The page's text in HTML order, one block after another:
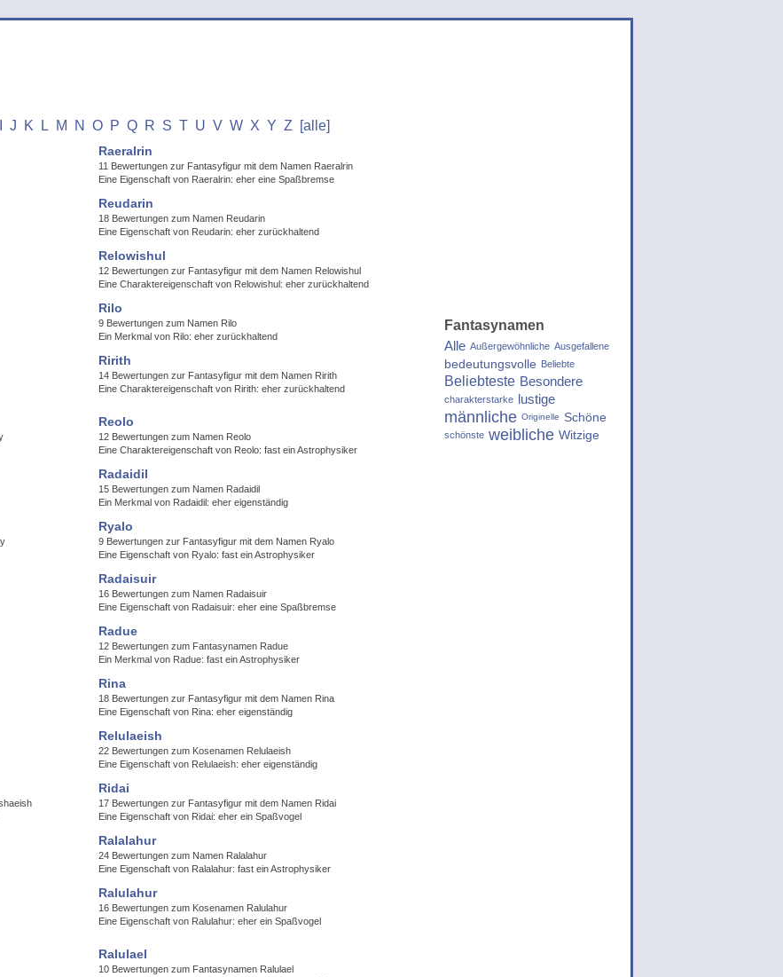
J K L M N O P Q R S T U V W X Y Z [alle]
Raeralrin
11 Bewertungen zur Fantasyfigur mit dem Namen Raeralrin
Eine Eigenschaft von Raeralrin: eher eine Spaßbremse
Reudarin
18 Bewertungen zum Namen Reudarin
Eine Eigenschaft von Reudarin: eher zurückhaltend
Relowishul
12 Bewertungen zur Fantasyfigur mit dem Namen Relowishul
Eine Charaktereigenschaft von Relowishul: eher zurückhaltend
Rilo
9 Bewertungen zum Namen Rilo
Ein Merkmal von Rilo: eher zurückhaltend
Ririth
14 Bewertungen zur Fantasyfigur mit dem Namen Ririth
Eine Charaktereigenschaft von Ririth: eher zurückhaltend
Reolo
12 Bewertungen zum Namen Reolo
Eine Charaktereigenschaft von Reolo: fast ein Astrophysiker
Radaidil
15 Bewertungen zum Namen Radaidil
Ein Merkmal von Radaidil: eher eigenständig
Ryalo
9 Bewertungen zur Fantasyfigur mit dem Namen Ryalo
Eine Eigenschaft von Ryalo: fast ein Astrophysiker
Radaisuir
16 Bewertungen zum Namen Radaisuir
Eine Eigenschaft von Radaisuir: eher eine Spaßbremse
Radue
12 Bewertungen zum Fantasynamen Radue
Ein Merkmal von Radue: fast ein Astrophysiker
Rina
18 Bewertungen zur Fantasyfigur mit dem Namen Rina
Eine Eigenschaft von Rina: eher eigenständig
Relulaeish
22 Bewertungen zum Kosenamen Relulaeish
Eine Eigenschaft von Relulaeish: eher eigenständig
Ridai
17 Bewertungen zur Fantasyfigur mit dem Namen Ridai
Eine Eigenschaft von Ridai: eher ein Spaßvogel
Ralalahur
24 Bewertungen zum Namen Ralalahur
Eine Eigenschaft von Ralalahur: fast ein Astrophysiker
Ralulahur
16 Bewertungen zum Kosenamen Ralulahur
Eine Eigenschaft von Ralulahur: eher ein Spaßvogel
Ralulael
10 Bewertungen zum Fantasynamen Ralulael
Fantasynamen
Alle Außergewöhnliche Ausgefallene
bedeutungsvolle Beliebte
Beliebteste Besondere
charakterstarke lustige
männliche Originelle Schöne
schönste weibliche Witzige